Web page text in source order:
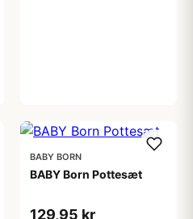
BABY BORN
BABY Born Pottesæt
129,95 kr